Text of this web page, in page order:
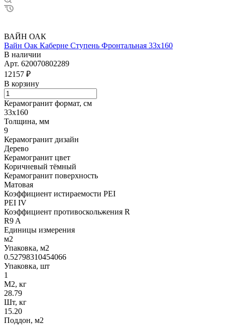
ВАЙН ОАК
Вайн Оак Каберне Ступень Фронтальная 33х160
В наличии
Арт. 620070802289
12157 ₽
В корзину
Керамогранит формат, см
33х160
Толщина, мм
9
Керамогранит дизайн
Дерево
Керамогранит цвет
Коричневый тёмный
Керамогранит поверхность
Матовая
Коэффициент истираемости PEI
PEI IV
Коэффициент противоскольжения R
R9 A
Единицы измерения
м2
Упаковка, м2
0.52798310454066
Упаковка, шт
1
М2, кг
28.79
Шт, кг
15.20
Поддон, м2